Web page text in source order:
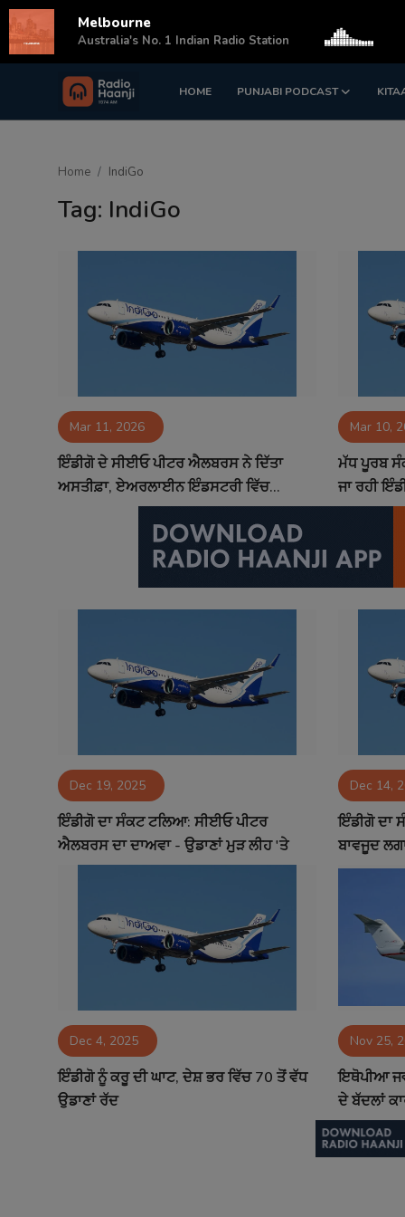
HOME PUNJABI PODCAST
Login Register
Contact
Home IndiGo
Tag: IndiGo
Mar 11, 2026
ਇੰਡੀਗੋ ਦੇ ਸੀਈਓ ਪੀਟਰ ਐਲਬਰਸ ਨੇ ਦਿੱਤਾ
ਅਸਤੀਫ਼ਾ, ਏਅਰਲਾਈਨ ਇੰਡਸਟਰੀ ਵਿੱਚ...
Mar 10,
ਮੱਧ ਪੂਰਬ
ਜਾ ਰਹੀ
Dec 19, 2025
ਇੰਡੀਗੋ ਦਾ ਸੰਕਟ ਟਲਿਆ: ਸੀਈਓ ਪੀਟਰ
ਐਲਬਰਸ ਦਾ ਦਾਅਵਾ - ਉਡਾਣਾਂ ਮੁੜ ਲੀਹ 'ਤੇ
Dec 14,
ਇੰਡੀਗੋ ਦਾ
ਬਾਵਜੂਦ
Dec 4, 2025
ਇੰਡੀਗੋ ਨੂੰ ਕਰੂ ਦੀ ਘਾਟ, ਦੇਸ਼ ਭਰ ਵਿੱਚ 70 ਤੋਂ ਵੱਧ
ਉਡਾਣਾਂ ਰੱਦ
Nov 25,
ਇਥੋਪੀਆ
ਦੇ ਬੱਦਲਾਂ
Melbourne
Australia's No. 1 Indian Radio Station